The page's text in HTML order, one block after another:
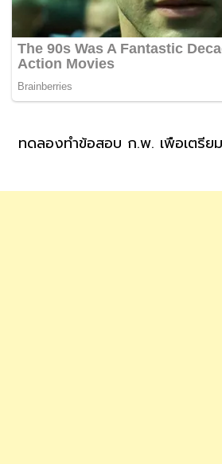
ทดลองทำข้อสอบ ก.พ. เพื่อเตรี